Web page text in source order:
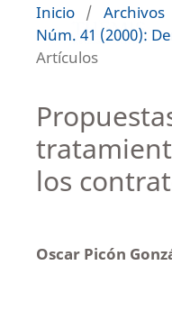
Inicio / Archivos
Núm. 41 (2000):
Artículos
los
Oscar Picón